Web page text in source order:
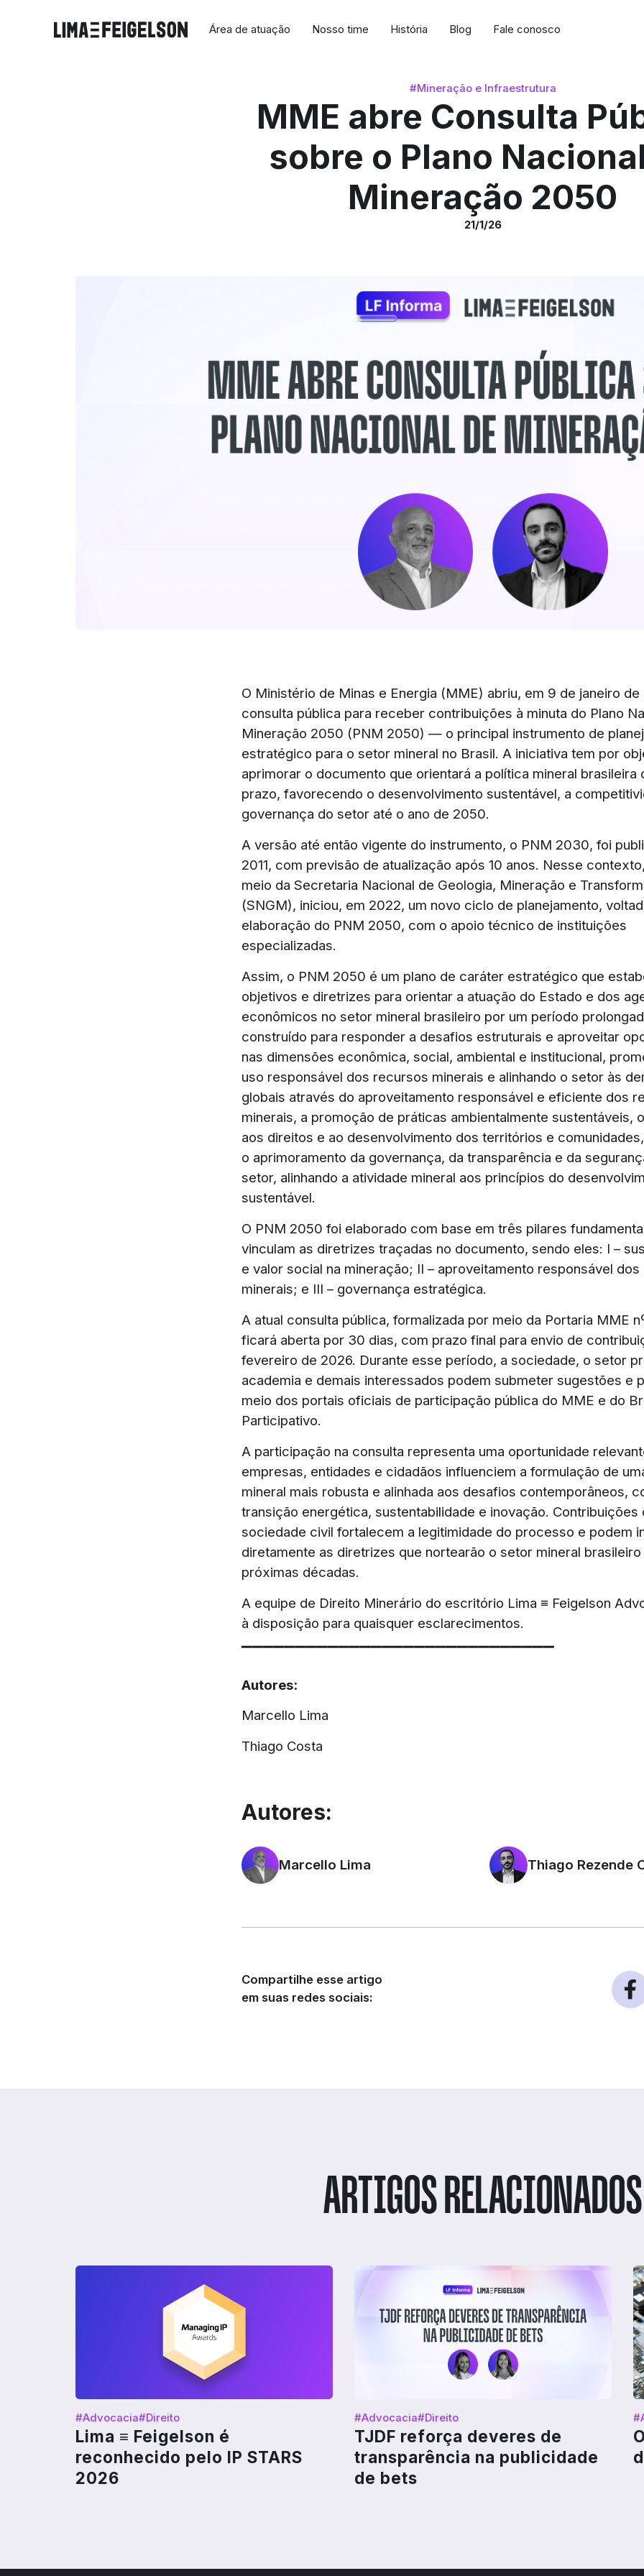
Área de atuação Nosso time História Blog Fale conosco
#Mineração e Infraestrutura
MME abre Consulta
sobre o Plano
Mineração 2050
21/1/26
O Ministério de Minas e Energia (MME) abriu, em 9 de janeiro de
consulta pública para receber contribuições à minuta do Plano
Mineração 2050 (PNM 2050) — o principal instrumento de
estratégico para o setor mineral no Brasil. A iniciativa tem por
aprimorar o documento que orientará a política mineral brasileira
prazo, favorecendo o desenvolvimento sustentável, a
governança do setor até o ano de 2050.
A versão até então vigente do instrumento, o PNM 2030, foi
2011, com previsão de atualização após 10 anos. Nesse
meio da Secretaria Nacional de Geologia, Mineração e
(SNGM), iniciou, em 2022, um novo ciclo de planejamento,
elaboração do PNM 2050, com o apoio técnico de instituições
especializadas.
Assim, o PNM 2050 é um plano de caráter estratégico que
objetivos e diretrizes para orientar a atuação do Estado e dos
econômicos no setor mineral brasileiro por um período
construído para responder a desafios estruturais e aproveitar
nas dimensões econômica, social, ambiental e institucional,
uso responsável dos recursos minerais e alinhando o setor às
globais através do aproveitamento responsável e eficiente dos
minerais, a promoção de práticas ambientalmente sustentáveis,
aos direitos e ao desenvolvimento dos territórios e
o aprimoramento da governança, da transparência e da
setor, alinhando a atividade mineral aos princípios do
sustentável.
O PNM 2050 foi elaborado com base em três pilares
vinculam as diretrizes traçadas no documento, sendo eles: I –
e valor social na mineração; II – aproveitamento responsável
minerais; e III – governança estratégica.
A atual consulta pública, formalizada por meio da Portaria MME
ficará aberta por 30 dias, com prazo final para envio de
fevereiro de 2026. Durante esse período, a sociedade, o setor
academia e demais interessados podem submeter sugestões e
meio dos portais oficiais de participação pública do MME e do
Participativo.
A participação na consulta representa uma oportunidade
empresas, entidades e cidadãos influenciem a formulação de
mineral mais robusta e alinhada aos desafios contemporâneos,
transição energética, sustentabilidade e inovação. Contribuições
sociedade civil fortalecem a legitimidade do processo e podem
diretamente as diretrizes que nortearão o setor mineral brasileiro
próximas décadas.
A equipe de Direito Minerário do escritório Lima ≡ Feigelson
à disposição para quaisquer esclarecimentos.
Autores:
Marcello Lima
Thiago Costa
Autores:
Marcello Lima Thiago Rezende
Compartilhe esse artigo
em suas redes sociais:
ARTIGOS RELACIONADOS
#Advocacia#Direito
Lima ≡ Feigelson é
reconhecido pelo IP STARS
2026
#Advocacia#Direito
TJDF reforça deveres de
transparência na publicidade
de bets